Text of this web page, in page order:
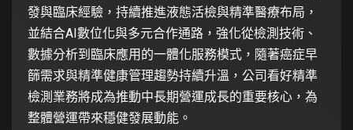
發與臨床經驗，持續推進液態活檢與精準醫療布局，
並結合AI數位化與多元合作通路，強化從檢測技術、
數據分析到臨床應用的一體化服務模式，隨著癌症早
篩需求與精準健康管理趨勢持續升溫，公司看好精準
檢測業務將成為推動中長期營運成長的重要核心，為
整體營運帶來穩健發展動能。